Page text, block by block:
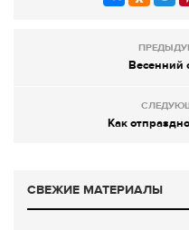
Весенний
Как
СВЕЖИЕ МАТЕРИАЛЫ